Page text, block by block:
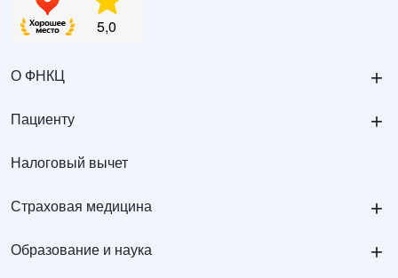
О ФНКЦ +
Пациенту +
Налоговый вычет
Страховая медицина +
Образование и наука +